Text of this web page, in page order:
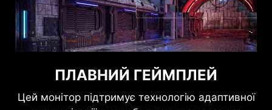
ПЛАВНИЙ ГЕЙМПЛЕЙ
Цей монітор підтримує технологію адаптивної